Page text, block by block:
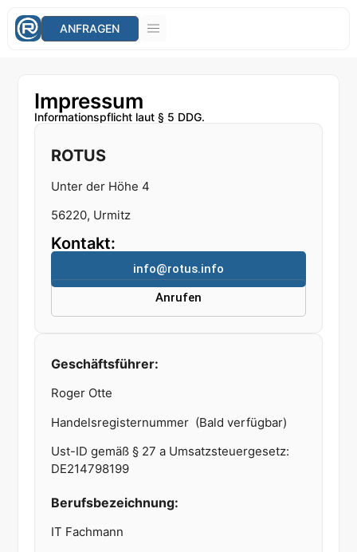
ANFRAGEN
Impressum
Informationspflicht laut § 5 DDG.
ROTUS
Unter der Höhe 4
56220, Urmitz
Kontakt:
info@rotus.info
Anrufen
Geschäftsführer:
Roger Otte
Handelsregisternummer (Bald verfügbar)
Ust-ID gemäß § 27 a Umsatzsteuergesetz:
DE214798199
Berufsbezeichnung:
IT Fachmann